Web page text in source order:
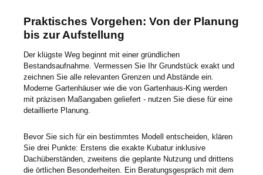
Praktisches Vorgehen: Von der Planung
bis zur Aufstellung
Der klügste Weg beginnt mit einer gründlichen
Bestandsaufnahme. Vermessen Sie Ihr Grundstück exakt und
zeichnen Sie alle relevanten Grenzen und Abstände ein.
Moderne Gartenhäuser wie die von Gartenhaus-King werden
mit präzisen Maßangaben geliefert - nutzen Sie diese für eine
detaillierte Planung.
Bevor Sie sich für ein bestimmtes Modell entscheiden, klären
Sie drei Punkte: Erstens die exakte Kubatur inklusive
Dachüberständen, zweitens die geplante Nutzung und drittens
die örtlichen Besonderheiten. Ein Beratungsgespräch mit dem